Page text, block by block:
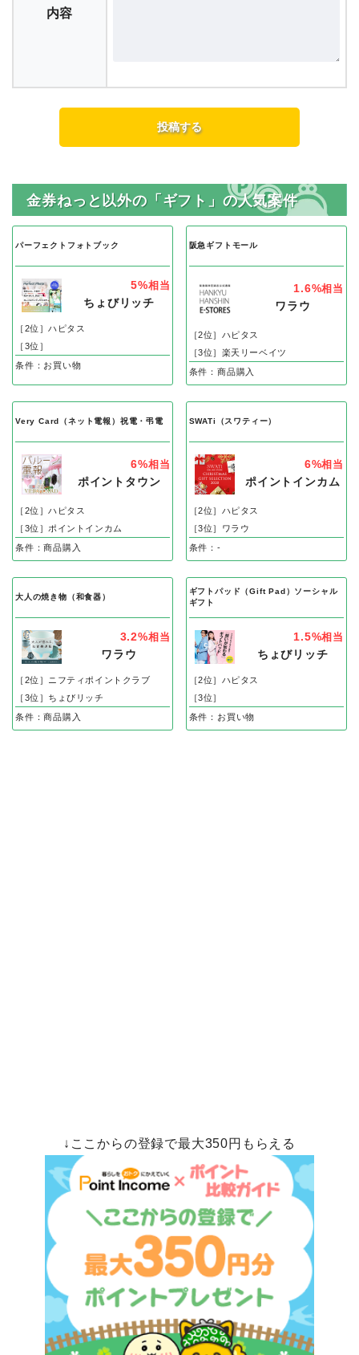
内容
金券ねっと以外の「ギフト」の人気案件
パーフェクトフォトブック
5%相当
ちょびリッチ
［2位］ハピタス
［3位］
条件：お買い物
阪急ギフトモール
1.6%相当
ワラウ
［2位］ハピタス
［3位］楽天リーベイツ
条件：商品購入
Very Card（ネット電報）祝電・弔電
6%相当
ポイントタウン
［2位］ハピタス
［3位］ポイントインカム
条件：商品購入
SWATi（スワティー）
6%相当
ポイントインカム
［2位］ハピタス
［3位］ワラウ
条件：-
大人の焼き物（和食器）
3.2%相当
ワラウ
［2位］ニフティポイントクラブ
［3位］ちょびリッチ
条件：商品購入
ギフトパッド（Gift Pad）ソーシャル
ギフト
1.5%相当
ちょびリッチ
［2位］ハピタス
［3位］
条件：お買い物
↓ここからの登録で最大350円もらえる